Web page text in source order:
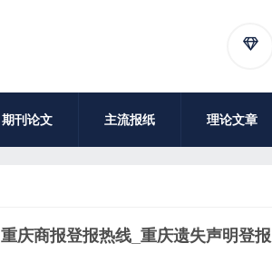
期刊论文 主流报纸 理论文章
重庆商报登报热线_重庆遗失声明登报